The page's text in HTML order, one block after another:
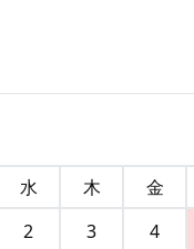
水 木 金
2 3 4